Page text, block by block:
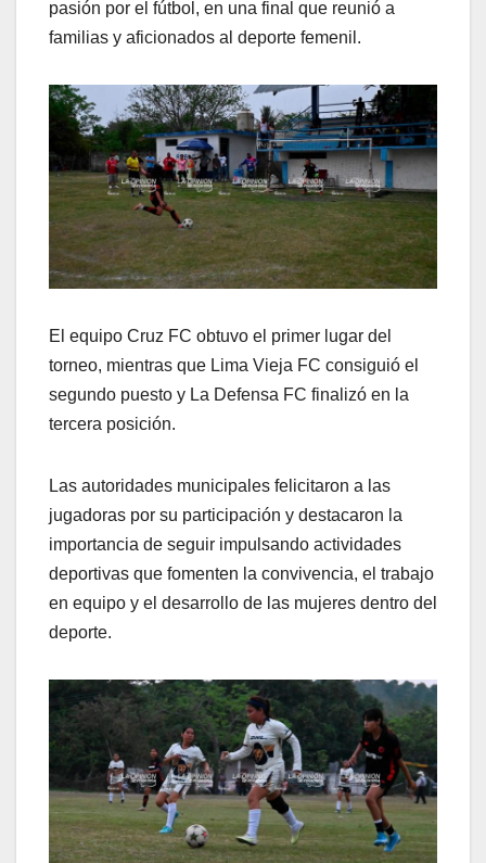
pasión por el fútbol, en una final que reunió a
familias y aficionados al deporte femenil.
El equipo Cruz FC obtuvo el primer lugar del
torneo, mientras que Lima Vieja FC consiguió el
segundo puesto y La Defensa FC finalizó en la
tercera posición.
Las autoridades municipales felicitaron a las
jugadoras por su participación y destacaron la
importancia de seguir impulsando actividades
deportivas que fomenten la convivencia, el trabajo
en equipo y el desarrollo de las mujeres dentro del
deporte.